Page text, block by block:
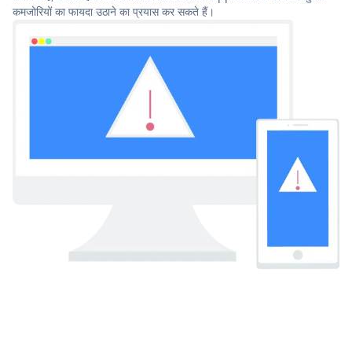
कमजोरियों का फायदा उठाने का प्रयास कर सकते हैं।